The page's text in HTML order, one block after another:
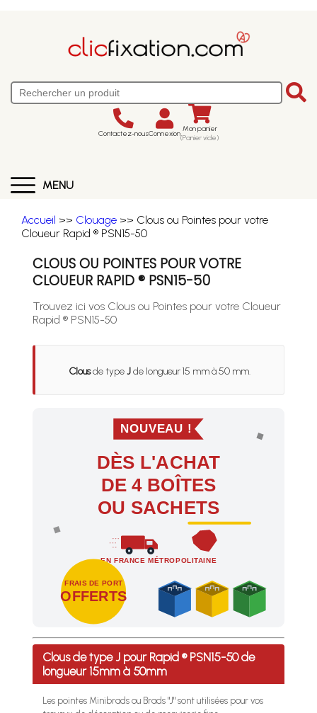
Contactez-nousConnexion Mon panier
(Panier vide)
MENU
Accueil >> Clouage >> Clous ou Pointes pour votre
Cloueur Rapid ® PSN15-50
CLOUS OU POINTES POUR VOTRE
CLOUEUR RAPID ® PSN15-50
Trouvez ici vos Clous ou Pointes pour votre Cloueur
Rapid ® PSN15-50
Clousde typeJde longueur 15 mm à 50 mm.
NOUVEAU !
DÈS L'ACHAT
DE 4 BOÎTES
OU SACHETS
EN FRANCE MÉTROPOLITAINE
FRAIS DE PORT
OFFERTS
Profitez des Frais de port offerts en France
Clous de type J pour Rapid ® PSN15-50 de
longueur 15mm à 50mm
Les pointes Minibrads ou Brads "J" sont utilisées pour vos